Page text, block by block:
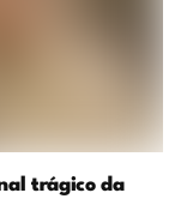
trágico da